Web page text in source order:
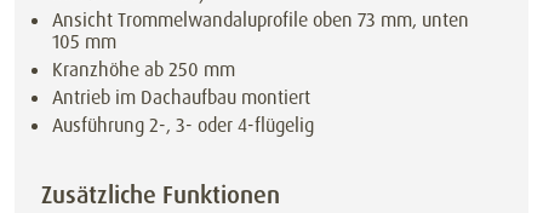
Ansicht Trommelwandaluprofile oben 73 mm, unten
105 mm
Kranzhöhe ab 250 mm
Antrieb im Dachaufbau montiert
Ausführung 2-, 3- oder 4-flügelig
Zusätzliche Funktionen